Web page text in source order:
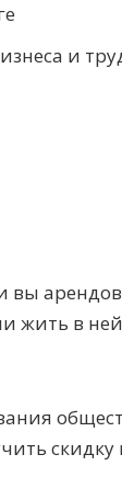
и
вы
жить в
скидку